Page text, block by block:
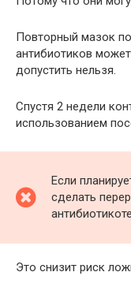
Повторный мазок
антибиотиков
допустить нельзя.
Спустя 2 недели
использованием
Если
сделать
Это снизит риск